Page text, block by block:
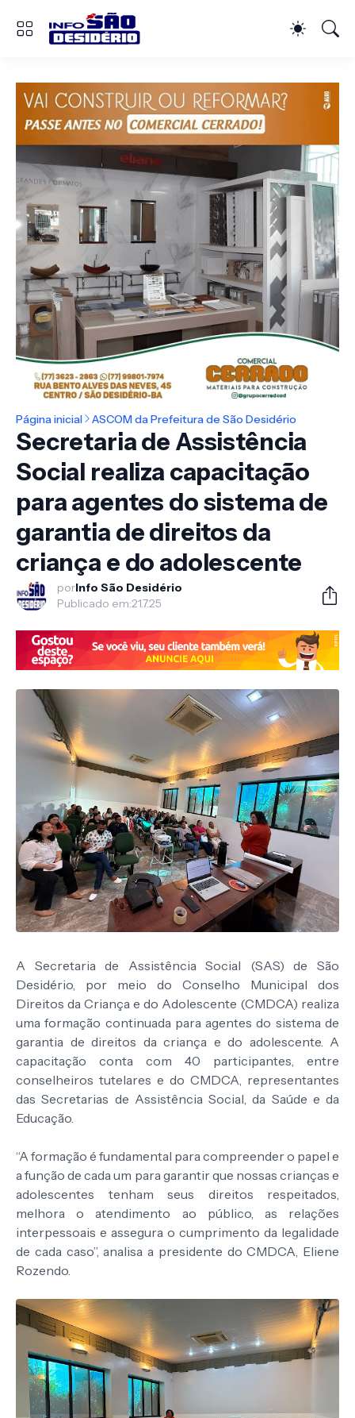
Página inicial ASCOM da Prefeitura de São Desidério
Secretaria de Assistência
Social realiza capacitação
para agentes do sistema de
garantia de direitos da
criança e do adolescente
porInfo São Desidério
Publicado em:21.7.25
A Secretaria de Assistência Social (SAS) de São
Desidério, por meio do Conselho Municipal dos
Direitos da Criança e do Adolescente (CMDCA) realiza
uma formação continuada para agentes do sistema de
garantia de direitos da criança e do adolescente. A
capacitação conta com 40 participantes, entre
conselheiros tutelares e do CMDCA, representantes
das Secretarias de Assistência Social, da Saúde e da
Educação.
“A formação é fundamental para compreender o papel e
a função de cada um para garantir que nossas crianças e
adolescentes tenham seus direitos respeitados,
melhora o atendimento ao público, as relações
interpessoais e assegura o cumprimento da legalidade
de cada caso”, analisa a presidente do CMDCA, Eliene
Rozendo.